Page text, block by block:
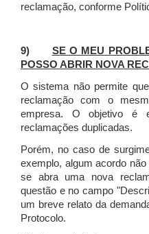
reclamação, conforme
9) SE O MEU
POSSO ABRIR NOVA
O sistema não permite
reclamação com o
empresa. O objetivo é
reclamações duplicadas.
Porém, no caso de
exemplo, algum acordo
se abra uma nova
questão e no campo
um breve relato da
Protocolo.